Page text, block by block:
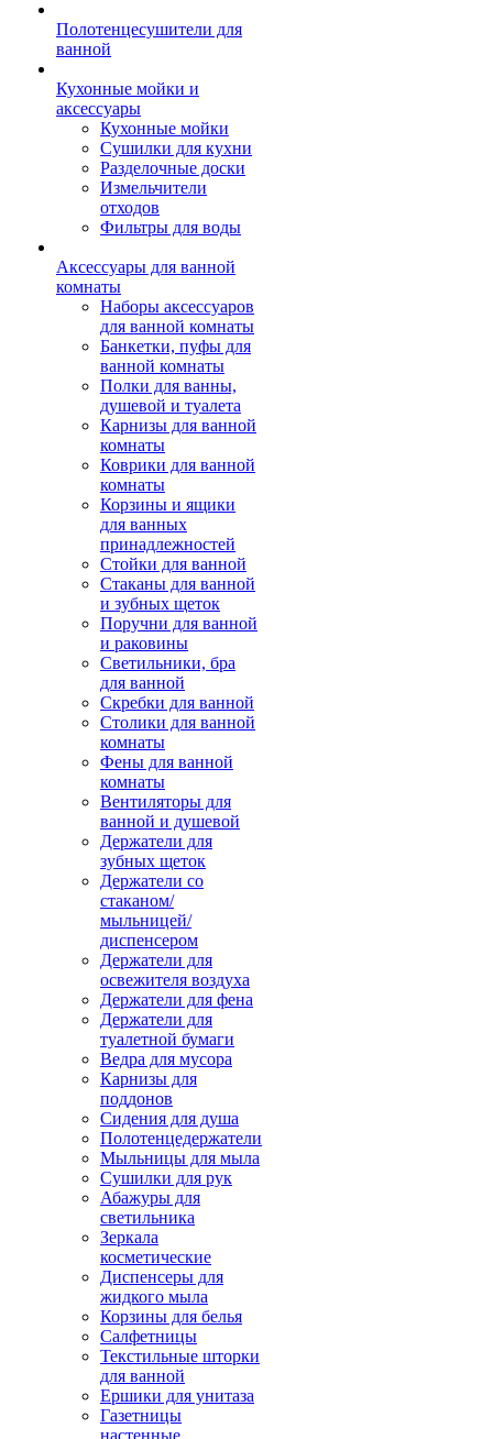
Полотенцесушители для
ванной
Кухонные мойки и
аксессуары
Кухонные мойки
Сушилки для кухни
Разделочные доски
Измельчители
отходов
Фильтры для воды
Аксессуары для ванной
комнаты
Наборы аксессуаров
для ванной комнаты
Банкетки, пуфы для
ванной комнаты
Полки для ванны,
душевой и туалета
Карнизы для ванной
комнаты
Коврики для ванной
комнаты
Корзины и ящики
для ванных
принадлежностей
Стойки для ванной
Стаканы для ванной
и зубных щеток
Поручни для ванной
и раковины
Светильники, бра
для ванной
Скребки для ванной
Столики для ванной
комнаты
Фены для ванной
комнаты
Вентиляторы для
ванной и душевой
Держатели для
зубных щеток
Держатели со
стаканом/
мыльницей/
диспенсером
Держатели для
освежителя воздуха
Держатели для фена
Держатели для
туалетной бумаги
Ведра для мусора
Карнизы для
поддонов
Сидения для душа
Полотенцедержатели
Мыльницы для мыла
Сушилки для рук
Абажуры для
светильника
Зеркала
косметические
Диспенсеры для
жидкого мыла
Корзины для белья
Салфетницы
Текстильные шторки
для ванной
Ершики для унитаза
Газетницы
настенные